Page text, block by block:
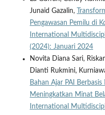
Junaid Gazalin,
Pengawasan Pemilu di
International
(2024): Januari 2024
Novita Diana Sari,
Dianti Rukmini,
Bahan Ajar PAI
Meningkatkan Minat
International